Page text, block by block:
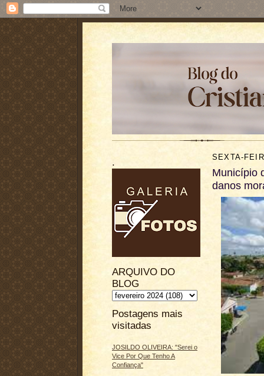
.
ARQUIVO DO
BLOG
Postagens mais
visitadas
JOSILDO OLIVEIRA: "Serei o
Vice Por Que Tenho A
Confiança"
SEXTA-
Município
danos